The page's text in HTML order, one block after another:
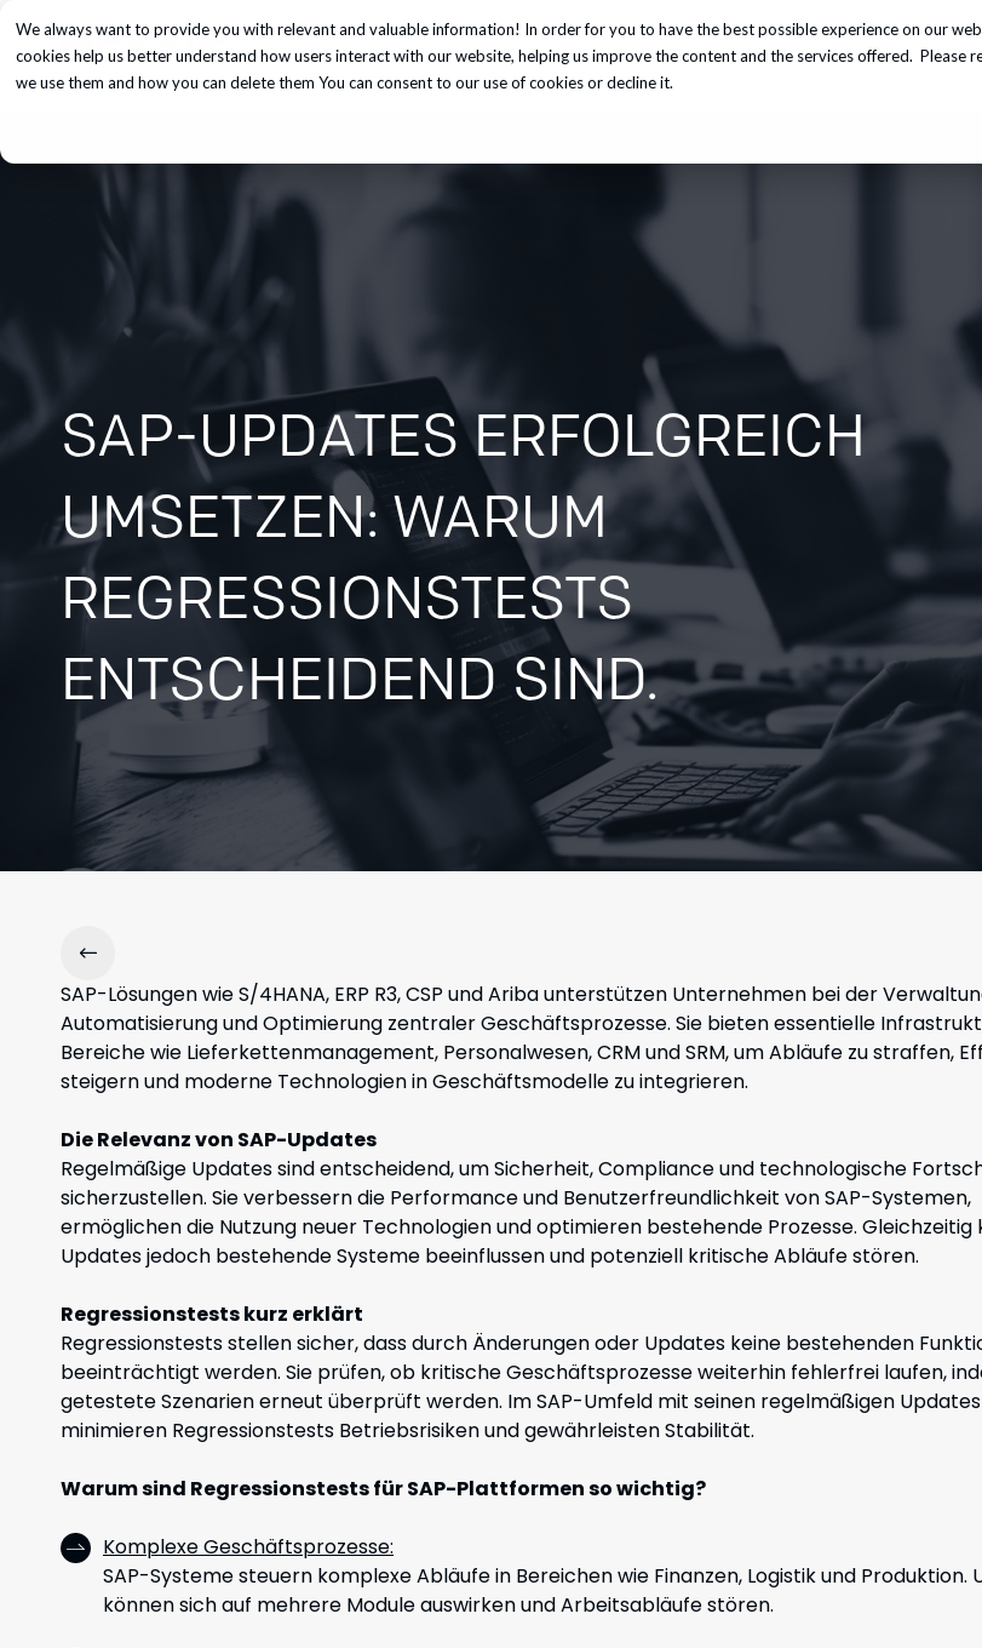
We always want to provide you with relevant and valuable information! In order for you to have the best possible experience on our
cookies help us better understand how users interact with our website, helping us improve the content and the services offered. Please
we use them and how you can delete them You can consent to our use of cookies or decline it.
Unsere Dienstleistungen Insights Über uns
SAP-UPDATES ERFOLGREICH
UMSETZEN: WARUM
REGRESSIONSTESTS
ENTSCHEIDEND SIND.
SAP-Lösungen wie S/4HANA, ERP R3, CSP und Ariba unterstützen Unternehmen bei der
Automatisierung und Optimierung zentraler Geschäftsprozesse. Sie bieten essentielle
Bereiche wie Lieferkettenmanagement, Personalwesen, CRM und SRM, um Abläufe zu straffen,
steigern und moderne Technologien in Geschäftsmodelle zu integrieren.
Die Relevanz von SAP-Updates
Regelmäßige Updates sind entscheidend, um Sicherheit, Compliance und technologische
sicherzustellen. Sie verbessern die Performance und Benutzerfreundlichkeit von SAP-Systemen,
ermöglichen die Nutzung neuer Technologien und optimieren bestehende Prozesse. Gleichzeitig
Updates jedoch bestehende Systeme beeinflussen und potenziell kritische Abläufe stören.
Regressionstests kurz erklärt
Regressionstests stellen sicher, dass durch Änderungen oder Updates keine bestehenden
beeinträchtigt werden. Sie prüfen, ob kritische Geschäftsprozesse weiterhin fehlerfrei laufen,
getestete Szenarien erneut überprüft werden. Im SAP-Umfeld mit seinen regelmäßigen Updates
minimieren Regressionstests Betriebsrisiken und gewährleisten Stabilität.
Warum sind Regressionstests für SAP-Plattformen so wichtig?
Komplexe Geschäftsprozesse:
SAP-Systeme steuern komplexe Abläufe in Bereichen wie Finanzen, Logistik und Produktion.
können sich auf mehrere Module auswirken und Arbeitsabläufe stören.